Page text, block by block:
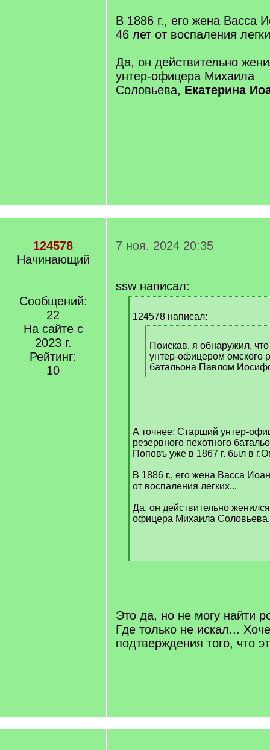
В 1886 г., его жена Васса
46 лет от воспаления
Да, он действительно
унтер-офицера Михаила
Соловьева, Екатерина
124578
Начинающий
Сообщений:
22
На сайте с
2023 г.
Рейтинг:
10
7 ноя. 2024 20:35
ssw написал:
q
124578 написал:
q
]
Поискав, я обнаружил,
унтер-офицером омского
батальона Павлом
[
А точнее: Старший унтер-
резервного пехотного
Поповъ уже в 1867 г. был в
В 1886 г., его жена Васса
от воспаления легких...
Да, он действительно
офицера Михаила
[
Это да, но не могу найти
Где только не искал...
подтверждения того, что